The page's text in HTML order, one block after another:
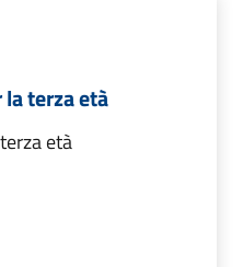
terza età
età